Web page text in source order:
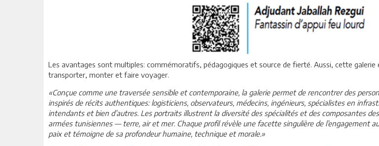
Les avantages sont multiples: commémoratifs, pédagogiques et source de fierté. Aussi, cette galerie
transporter, monter et faire voyager.
«Conçue comme une traversée sensible et contemporaine, la galerie permet de rencontrer des
inspirés de récits authentiques: logisticiens, observateurs, médecins, ingénieurs, spécialistes en
intendants et bien d’autres. Les portraits illustrent la diversité des spécialités et des composantes
armées tunisiennes — terre, air et mer. Chaque profil révèle une facette singulière de l’engagement
paix et témoigne de sa profondeur humaine, technique et morale.»